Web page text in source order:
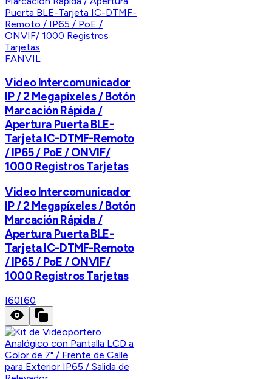
FANVIL
Video Intercomunicador
IP / 2 Megapíxeles / Botón
Marcación Rápida /
Apertura Puerta BLE-
Tarjeta IC-DTMF-Remoto
/ IP65 / PoE / ONVIF/
1000 Registros Tarjetas
Video Intercomunicador
IP / 2 Megapíxeles / Botón
Marcación Rápida /
Apertura Puerta BLE-
Tarjeta IC-DTMF-Remoto
/ IP65 / PoE / ONVIF/
1000 Registros Tarjetas
I60I60